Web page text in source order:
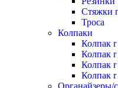
Стяжки
Троса
Колпаки
Колпак r
Колпак r
Колпак r
Колпак r
Органайзеры/